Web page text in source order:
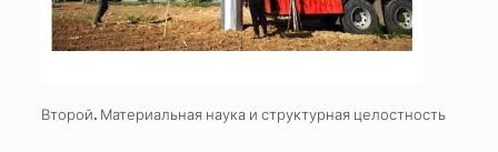
Второй. Материальная наука и структурная целостность